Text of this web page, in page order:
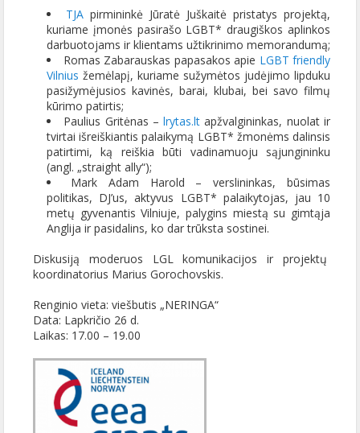
TJA pirmininkė Jūratė Juškaitė pristatys projektą,
kuriame įmonės pasirašo LGBT* draugiškos aplinkos
darbuotojams ir klientams užtikrinimo memorandumą;
Romas Zabarauskas papasakos apie LGBT friendly
Vilnius žemėlapį, kuriame sužymėtos judėjimo lipduku
pasižymėjusios kavinės, barai, klubai, bei savo filmų
kūrimo patirtis;
Paulius Gritėnas –lrytas.lt apžvalgininkas, nuolat ir
tvirtai išreiškiantis palaikymą LGBT* žmonėms dalinsis
patirtimi, ką reiškia būti vadinamuoju sąjungininku
(angl. „straight ally“);
Mark Adam Harold – verslininkas, būsimas
politikas, DJ’us, aktyvus LGBT* palaikytojas, jau 10
metų gyvenantis Vilniuje, palygins miestą su gimtąja
Anglija ir pasidalins, ko dar trūksta sostinei.
Diskusiją moderuos LGL komunikacijos ir projektų
koordinatorius Marius Gorochovskis.
Renginio vieta: viešbutis „NERINGA“
Data: Lapkričio 26 d.
Laikas: 17.00 – 19.00